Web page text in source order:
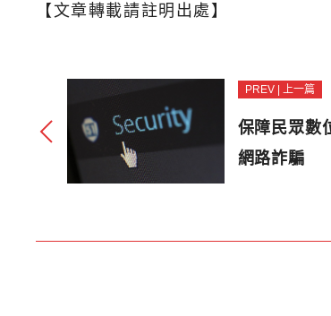
【文章轉載請註明出處】
PREV | 上一篇
保障民眾數
網路詐騙